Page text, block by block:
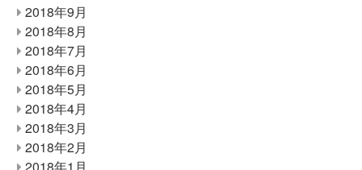
2018年9月
2018年8月
2018年7月
2018年6月
2018年5月
2018年4月
2018年3月
2018年2月